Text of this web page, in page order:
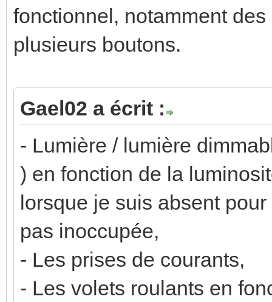
fonctionnel, notamment
plusieurs boutons.
Gael02 a écrit :
- Lumière / lumière
) en fonction de la
lorsque je suis absent
pas inoccupée,
- Les prises de courants,
- Les volets roulants en